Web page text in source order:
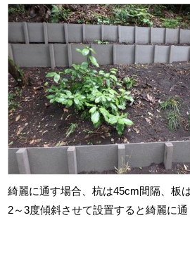
綺麗に通す場合、杭は45cm間隔、板
2～3度傾斜させて設置すると綺麗に